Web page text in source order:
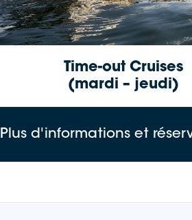
Time-out Cruises
(mardi – jeudi)
Plus d'informations et